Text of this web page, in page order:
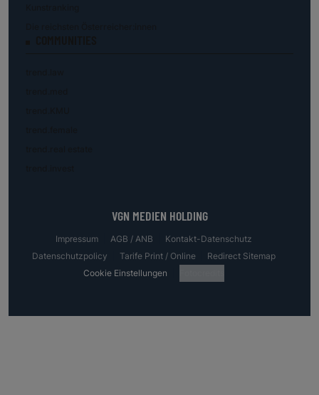
VGN MEDIEN HOLDING
Impressum AGB / ANB
Kontakt-Datenschutz
Datenschutzpolicy
Tarife Print / Online
Redirect Sitemap
Cookie Einstellungen